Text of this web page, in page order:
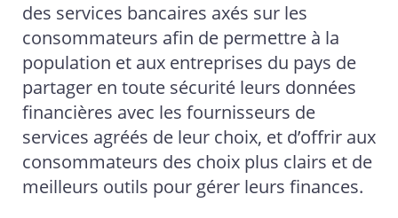
des services bancaires axés sur les
consommateurs afin de permettre à la
population et aux entreprises du pays de
partager en toute sécurité leurs données
financières avec les fournisseurs de
services agréés de leur choix, et d’offrir aux
consommateurs des choix plus clairs et de
meilleurs outils pour gérer leurs finances.